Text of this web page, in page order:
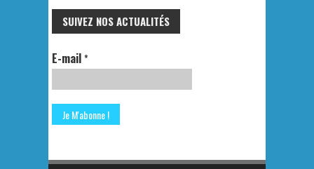
SUIVEZ NOS ACTUALITÉS
E-mail *